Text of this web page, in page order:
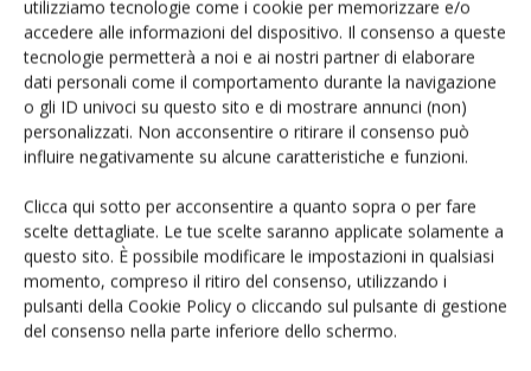
utilizziamo tecnologie come i cookie per memorizzare e/o
accedere alle informazioni del dispositivo. Il consenso a queste
tecnologie permetterà a noi e ai nostri partner di elaborare
dati personali come il comportamento durante la navigazione
o gli ID univoci su questo sito e di mostrare annunci (non)
personalizzati. Non acconsentire o ritirare il consenso può
influire negativamente su alcune caratteristiche e funzioni.
Clicca qui sotto per acconsentire a quanto sopra o per fare
scelte dettagliate. Le tue scelte saranno applicate solamente a
questo sito. È possibile modificare le impostazioni in qualsiasi
momento, compreso il ritiro del consenso, utilizzando i
pulsanti della Cookie Policy o cliccando sul pulsante di gestione
del consenso nella parte inferiore dello schermo.
in biogas
Agrivoltaico e orticoltura prende forma il
BioOrto ElettroAttivo
LASCIA UN COMMENTO